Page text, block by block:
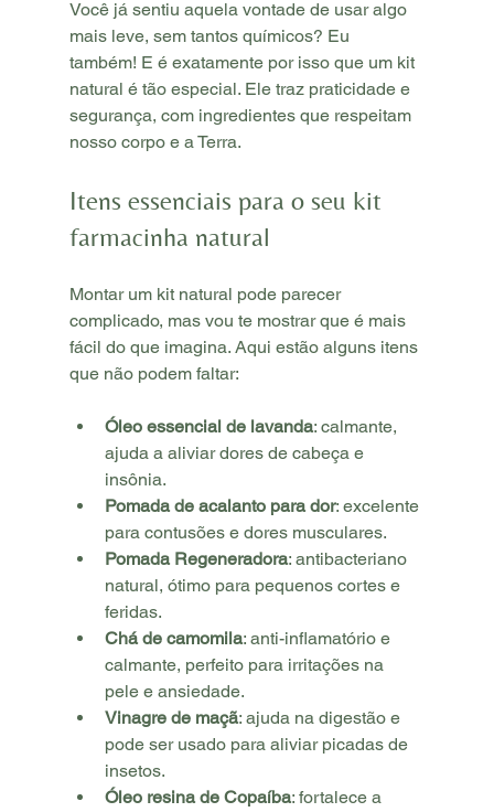
Você já sentiu aquela vontade de usar algo
mais leve, sem tantos químicos? Eu
também! E é exatamente por isso que um kit
natural é tão especial. Ele traz praticidade e
segurança, com ingredientes que respeitam
nosso corpo e a Terra.
Itens essenciais para o seu kit
farmacinha natural
Montar um kit natural pode parecer
complicado, mas vou te mostrar que é mais
fácil do que imagina. Aqui estão alguns itens
que não podem faltar:
Óleo essencial de lavanda: calmante,
ajuda a aliviar dores de cabeça e
insônia.
Pomada de acalanto para dor: excelente
para contusões e dores musculares.
Pomada Regeneradora: antibacteriano
natural, ótimo para pequenos cortes e
feridas.
Chá de camomila: anti-inflamatório e
calmante, perfeito para irritações na
pele e ansiedade.
Vinagre de maçã: ajuda na digestão e
pode ser usado para aliviar picadas de
insetos.
Óleo resina de Copaíba: fortalece a